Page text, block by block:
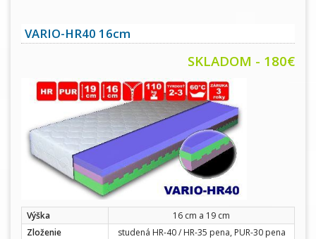
VARIO-HR40 16cm
SKLADOM - 180€
Výška
16 cm a 19 cm
Zloženie
studená HR-40 / HR-35 pena, PUR-30 pena